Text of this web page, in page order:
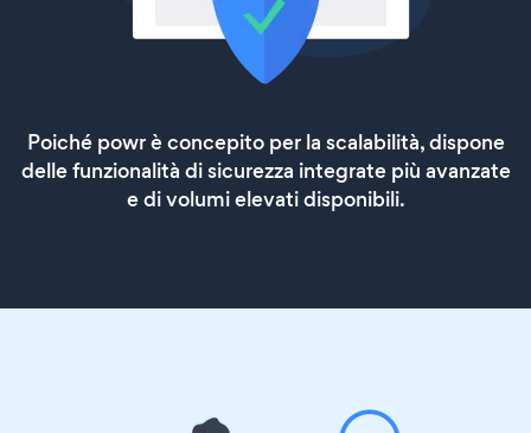
Poiché powr è concepito per la scalabilità, dispone
delle funzionalità di sicurezza integrate più avanzate
e di volumi elevati disponibili.